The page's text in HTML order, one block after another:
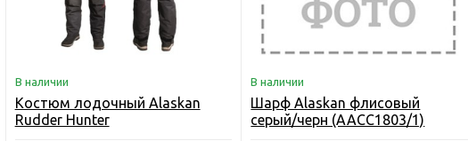
В наличии
Костюм лодочный Alaskan
Rudder Hunter
В наличии
Шарф Alaskan флисовый
серый/черн (AACC1803/1)